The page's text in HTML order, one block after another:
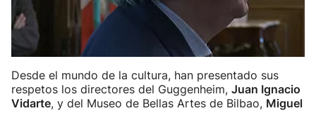
Desde el mundo de la cultura, han presentado sus
respetos los directores del Guggenheim, Juan Ignacio
Vidarte, y del Museo de Bellas Artes de Bilbao, Miguel